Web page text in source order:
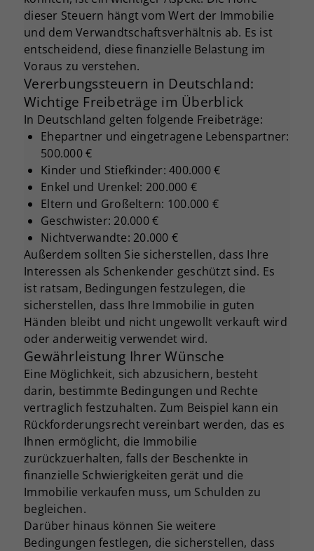
dieser Steuern hängt vom Wert der Immobilie
und dem Verwandtschaftsverhältnis ab. Es ist
entscheidend, diese finanzielle Belastung im
Voraus zu verstehen.
Vererbungssteuern in Deutschland:
Wichtige Freibeträge im Überblick
In Deutschland gelten folgende Freibeträge:
Ehepartner und eingetragene Lebenspartner:
500.000 €
Kinder und Stiefkinder: 400.000 €
Enkel und Urenkel: 200.000 €
Eltern und Großeltern: 100.000 €
Geschwister: 20.000 €
Nichtverwandte: 20.000 €
Außerdem sollten Sie sicherstellen, dass Ihre
Interessen als Schenkender geschützt sind. Es
ist ratsam, Bedingungen festzulegen, die
sicherstellen, dass Ihre Immobilie in guten
Händen bleibt und nicht ungewollt verkauft wird
oder anderweitig verwendet wird.
Gewährleistung Ihrer Wünsche
Eine Möglichkeit, sich abzusichern, besteht
darin, bestimmte Bedingungen und Rechte
vertraglich festzuhalten. Zum Beispiel kann ein
Rückforderungsrecht vereinbart werden, das es
Ihnen ermöglicht, die Immobilie
zurückzuerhalten, falls der Beschenkte in
finanzielle Schwierigkeiten gerät und die
Immobilie verkaufen muss, um Schulden zu
begleichen.
Darüber hinaus können Sie weitere
Bedingungen festlegen, die sicherstellen, dass